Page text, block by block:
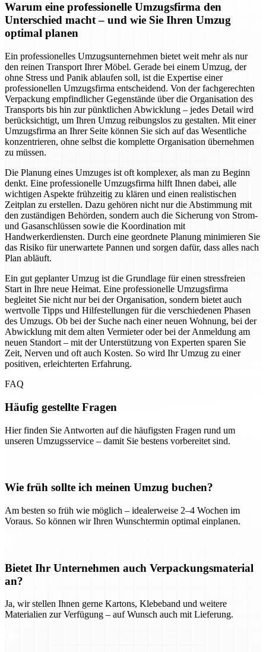
Warum eine professionelle Umzugsfirma den
Unterschied macht – und wie Sie Ihren Umzug
optimal planen
Ein professionelles Umzugsunternehmen bietet weit mehr als nur
den reinen Transport Ihrer Möbel. Gerade bei einem Umzug, der
ohne Stress und Panik ablaufen soll, ist die Expertise einer
professionellen Umzugsfirma entscheidend. Von der fachgerechten
Verpackung empfindlicher Gegenstände über die Organisation des
Transports bis hin zur pünktlichen Abwicklung – jedes Detail wird
berücksichtigt, um Ihren Umzug reibungslos zu gestalten. Mit einer
Umzugsfirma an Ihrer Seite können Sie sich auf das Wesentliche
konzentrieren, ohne selbst die komplette Organisation übernehmen
zu müssen.
Die Planung eines Umzuges ist oft komplexer, als man zu Beginn
denkt. Eine professionelle Umzugsfirma hilft Ihnen dabei, alle
wichtigen Aspekte frühzeitig zu klären und einen realistischen
Zeitplan zu erstellen. Dazu gehören nicht nur die Abstimmung mit
den zuständigen Behörden, sondern auch die Sicherung von Strom-
und Gasanschlüssen sowie die Koordination mit
Handwerkerdiensten. Durch eine geordnete Planung minimieren Sie
das Risiko für unerwartete Pannen und sorgen dafür, dass alles nach
Plan abläuft.
Ein gut geplanter Umzug ist die Grundlage für einen stressfreien
Start in Ihre neue Heimat. Eine professionelle Umzugsfirma
begleitet Sie nicht nur bei der Organisation, sondern bietet auch
wertvolle Tipps und Hilfestellungen für die verschiedenen Phasen
des Umzugs. Ob bei der Suche nach einer neuen Wohnung, bei der
Abwicklung mit dem alten Vermieter oder bei der Anmeldung am
neuen Standort – mit der Unterstützung von Experten sparen Sie
Zeit, Nerven und oft auch Kosten. So wird Ihr Umzug zu einer
positiven, erleichterten Erfahrung.
FAQ
Häufig gestellte Fragen
Hier finden Sie Antworten auf die häufigsten Fragen rund um
unseren Umzugsservice – damit Sie bestens vorbereitet sind.
Wie früh sollte ich meinen Umzug buchen?
Am besten so früh wie möglich – idealerweise 2–4 Wochen im
Voraus. So können wir Ihren Wunschtermin optimal einplanen.
Bietet Ihr Unternehmen auch Verpackungsmaterial
an?
Ja, wir stellen Ihnen gerne Kartons, Klebeband und weitere
Materialien zur Verfügung – auf Wunsch auch mit Lieferung.